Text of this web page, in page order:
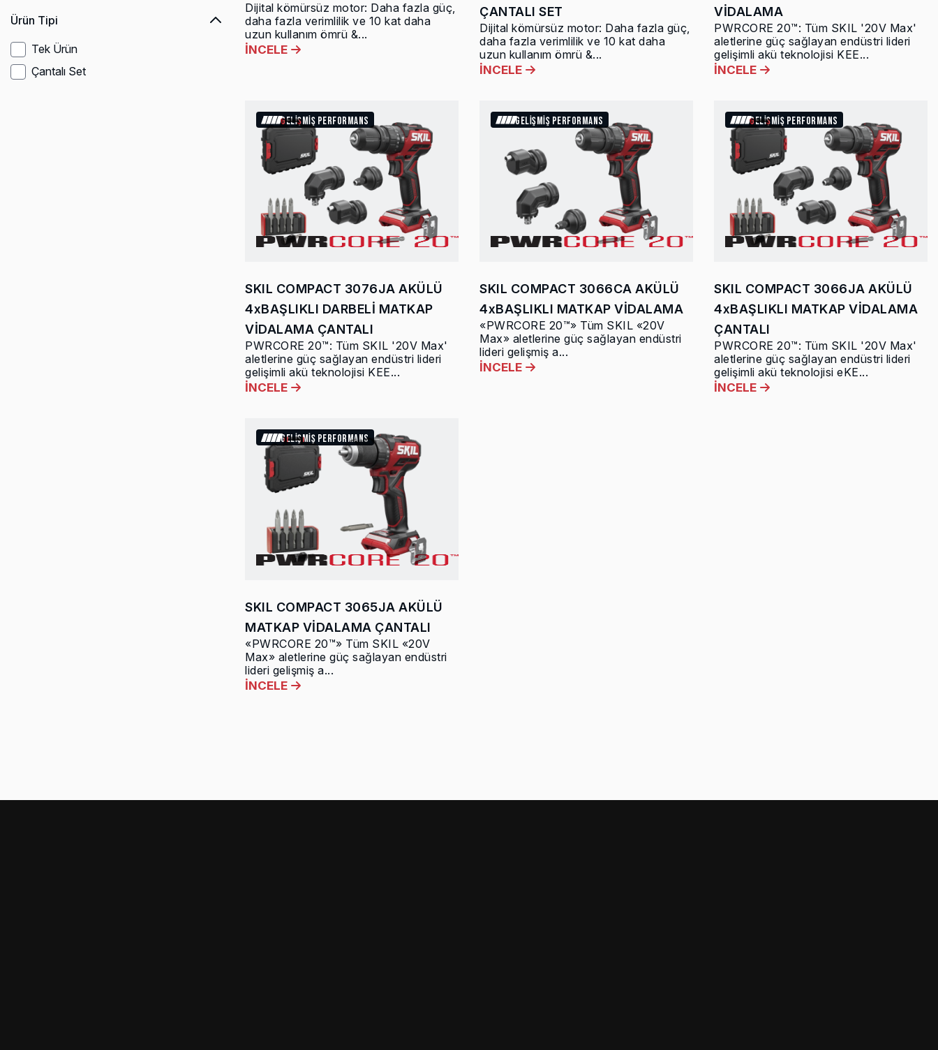
Ürün Tipi
Tek Ürün
Çantalı Set
Dijital kömürsüz motor: Daha fazla güç,
daha fazla verimlilik ve 10 kat daha
uzun kullanım ömrü &...
İNCELE
ÇANTALI SET
Dijital kömürsüz motor: Daha fazla güç,
daha fazla verimlilik ve 10 kat daha
uzun kullanım ömrü &...
İNCELE
VİDALAMA
PWRCORE 20™: Tüm SKIL '20V Max'
aletlerine güç sağlayan endüstri lideri
gelişimli akü teknolojisi KEE...
İNCELE
GELİŞMİŞ PERFORMANS
SKIL COMPACT 3076JA AKÜLÜ
4xBAŞLIKLI DARBELİ MATKAP
VİDALAMA ÇANTALI
PWRCORE 20™: Tüm SKIL '20V Max'
aletlerine güç sağlayan endüstri lideri
gelişimli akü teknolojisi KEE...
İNCELE
GELİŞMİŞ PERFORMANS
SKIL COMPACT 3066CA AKÜLÜ
4xBAŞLIKLI MATKAP VİDALAMA
«PWRCORE 20™» Tüm SKIL «20V
Max» aletlerine güç sağlayan endüstri
lideri gelişmiş a...
İNCELE
GELİŞMİŞ PERFORMANS
SKIL COMPACT 3066JA AKÜLÜ
4xBAŞLIKLI MATKAP VİDALAMA
ÇANTALI
PWRCORE 20™: Tüm SKIL '20V Max'
aletlerine güç sağlayan endüstri lideri
gelişimli akü teknolojisi eKE...
İNCELE
GELİŞMİŞ PERFORMANS
SKIL COMPACT 3065JA AKÜLÜ
MATKAP VİDALAMA ÇANTALI
«PWRCORE 20™» Tüm SKIL «20V
Max» aletlerine güç sağlayan endüstri
lideri gelişmiş a...
İNCELE